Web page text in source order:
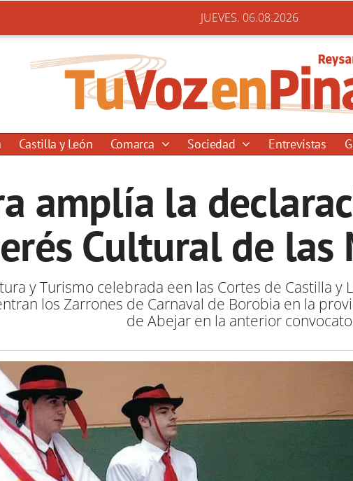
JUEVES. 06.08.2026
Castilla y León Comarca Sociedad Entrevistas
amplía la
Cultural de las
y Turismo celebrada een las Cortes de Castilla
los Zarrones de Carnaval de Borobia en la
de Abejar en la anterior